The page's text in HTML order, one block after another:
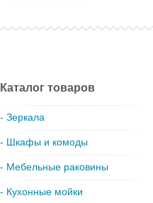
Каталог товаров
- Зеркала
- Шкафы и комоды
- Мебельные раковины
- Кухонные мойки